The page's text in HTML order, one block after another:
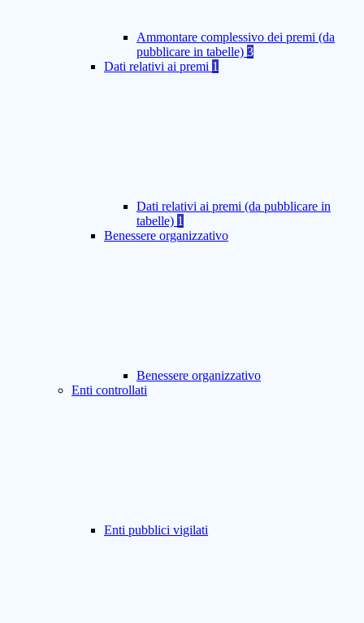
Ammontare complessivo dei premi (da
pubblicare in tabelle) 3
Dati relativi ai premi 1
Dati relativi ai premi (da pubblicare in
tabelle) 1
Benessere organizzativo
Benessere organizzativo
Enti controllati
Enti pubblici vigilati